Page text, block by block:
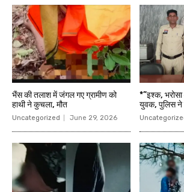
भैंस की तलाश में जंगल गए ग्रामीण को
हाथी ने कुचला, मौत
Uncategorized June 29, 2026
*”इश्क,
युवक, पुलिस ने